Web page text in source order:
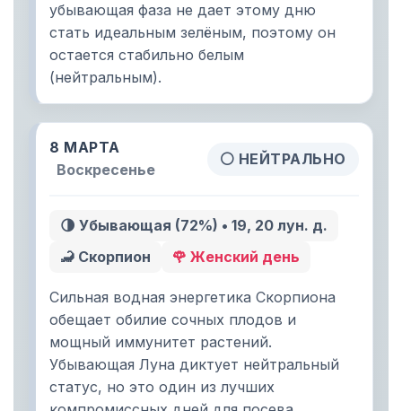
убывающая фаза не дает этому дню
стать идеальным зелёным, поэтому он
остается стабильно белым
(нейтральным).
8 МАРТА
Воскресенье
⚪ НЕЙТРАЛЬНО
🌗 Убывающая (72%) • 19, 20 лун. д.
🦂 Скорпион
🌹 Женский день
Сильная водная энергетика Скорпиона
обещает обилие сочных плодов и
мощный иммунитет растений.
Убывающая Луна диктует нейтральный
статус, но это один из лучших